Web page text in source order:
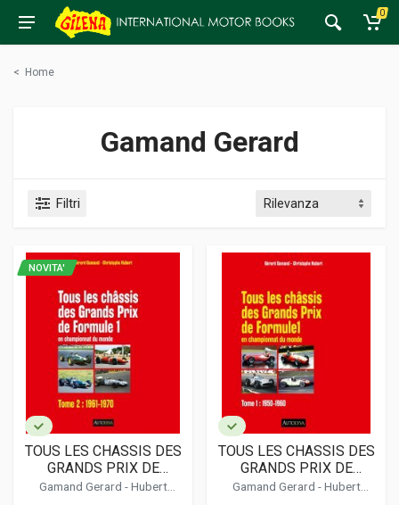
0
< Home
Gamand Gerard
Filtri
NOVITA'
TOUS LES CHASSIS DES
GRANDS PRIX DE
FORMULE 1 EN
Gamand Gerard -Hubert
TOUS LES CHASSIS DES
GRANDS PRIX DE
FORMULE 1 EN
Gamand Gerard -Hubert